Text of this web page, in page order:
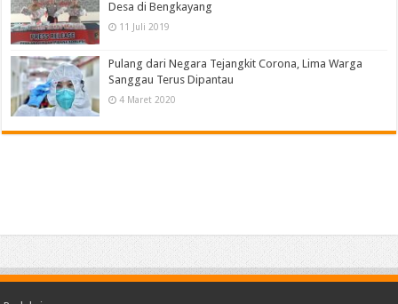
Desa di Bengkayang
11 Juli 2019
Pulang dari Negara Tejangkit Corona, Lima Warga
Sanggau Terus Dipantau
4 Maret 2020